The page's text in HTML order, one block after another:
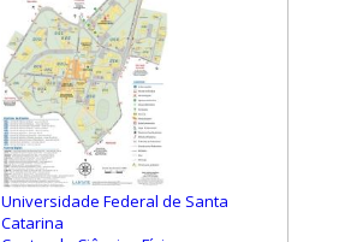
Universidade Federal de Santa
Catarina